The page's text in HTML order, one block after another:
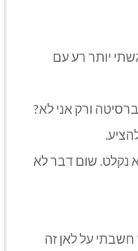
יותר רע עם
ורק אני לא?
נקלט. שום דבר לא
על לאן זה